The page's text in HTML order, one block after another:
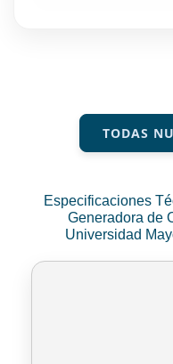
TODAS
Especificaciones
Generadora de
Universidad